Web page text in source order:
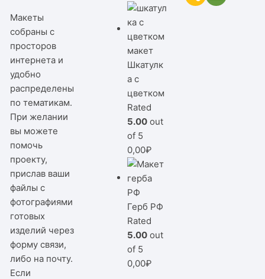
Макеты
собраны с
просторов
интернета и
удобно
распределены
по тематикам.
При желании
вы можете
помочь
проекту,
прислав ваши
файлы с
фотографиями
готовых
изделий через
форму связи,
либо на почту.
Если
Шкатулк
а с
цветком
Rated
5.00 out
of 5
0,00₽
Герб РФ
Rated
5.00 out
of 5
0,00₽